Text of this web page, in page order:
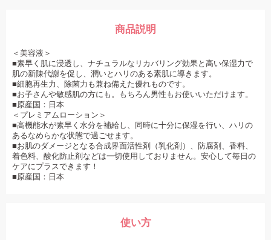
商品説明
＜美容液＞
■素早く肌に浸透し、ナチュラルなリカバリング効果と高い保湿力で
肌の新陳代謝を促し、潤いとハリのある素肌に導きます。
■細胞再生力、除菌力も兼ね備えた優れものです。
■お子さんや敏感肌の方にも。もちろん男性もお使いいただけます。
■原産国：日本
＜プレミアムローション＞
■高機能水が素早く水分を補給し、同時に十分に保湿を行い、ハリの
あるなめらかな状態で過ごせます。
■お肌のダメージとなる合成界面活性剤（乳化剤）、防腐剤、香料、
着色料、酸化防止剤などは一切使用しておりません。安心して毎日の
ケアにプラスできます！
■原産国：日本
使い方